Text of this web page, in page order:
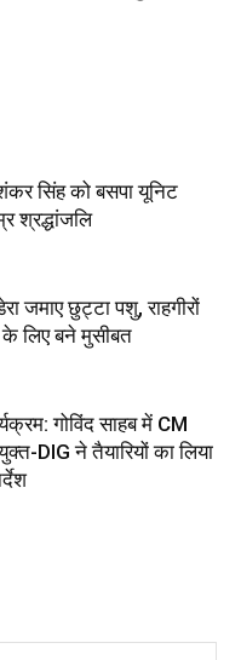
सिंह को बसपा यूनिट
श्रद्धांजलि
जमाए छुट्टा पशु, राहगीरों
लिए बने मुसीबत
गोविंद साहब में CM
DIG ने तैयारियों का लिया